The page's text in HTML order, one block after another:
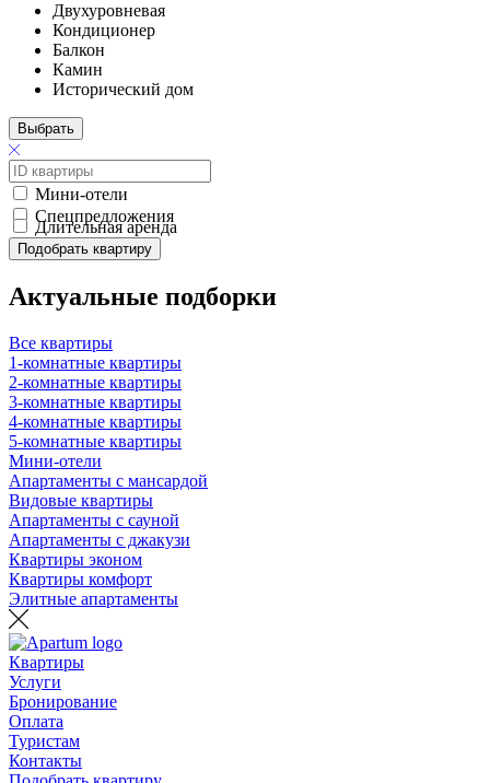
Двухуровневая
Кондиционер
Балкон
Камин
Исторический дом
Выбрать
Мини-отели
Спецпредложения
Длительная аренда
Подобрать квартиру
Актуальные подборки
Все квартиры
1-комнатные квартиры
2-комнатные квартиры
3-комнатные квартиры
4-комнатные квартиры
5-комнатные квартиры
Мини-отели
Апартаменты с мансардой
Видовые квартиры
Апартаменты с сауной
Апартаменты с джакузи
Квартиры эконом
Квартиры комфорт
Элитные апартаменты
Квартиры
Услуги
Бронирование
Оплата
Туристам
Контакты